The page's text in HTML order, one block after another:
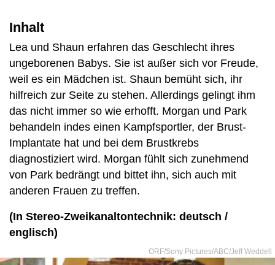
Inhalt
Lea und Shaun erfahren das Geschlecht ihres
ungeborenen Babys. Sie ist außer sich vor Freude,
weil es ein Mädchen ist. Shaun bemüht sich, ihr
hilfreich zur Seite zu stehen. Allerdings gelingt ihm
das nicht immer so wie erhofft. Morgan und Park
behandeln indes einen Kampfsportler, der Brust-
Implantate hat und bei dem Brustkrebs
diagnostiziert wird. Morgan fühlt sich zunehmend
von Park bedrängt und bittet ihn, sich auch mit
anderen Frauen zu treffen.
(In Stereo-Zweikanaltontechnik: deutsch /
englisch)
ORF/Sony Pictures/ABC/Jeff Weddell